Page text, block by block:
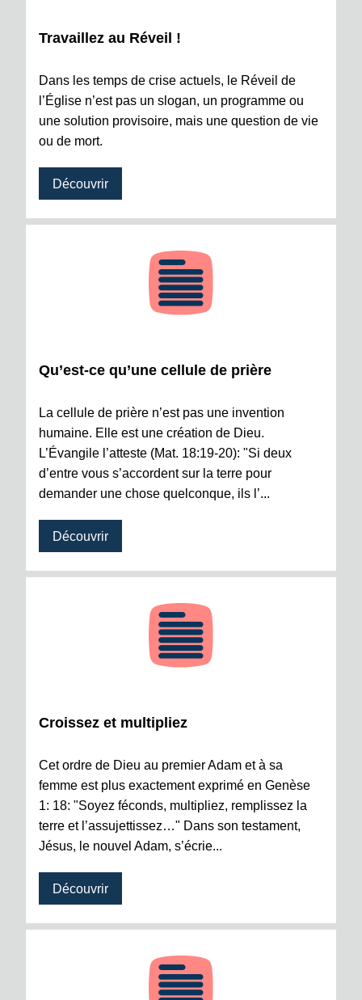
Travaillez au Réveil !
Dans les temps de crise actuels, le Réveil de
l’Église n’est pas un slogan, un programme ou
une solution provisoire, mais une question de vie
ou de mort.
Découvrir
Qu’est-ce qu’une cellule de prière
La cellule de prière n’est pas une invention
humaine. Elle est une création de Dieu.
L’Évangile l’atteste (Mat. 18:19-20): "Si deux
d’entre vous s’accordent sur la terre pour
demander une chose quelconque, ils l’...
Découvrir
Croissez et multipliez
Cet ordre de Dieu au premier Adam et à sa
femme est plus exactement exprimé en Genèse
1: 18: "Soyez féconds, multipliez, remplissez la
terre et l’assujettissez…" Dans son testament,
Jésus, le nouvel Adam, s’écrie...
Découvrir